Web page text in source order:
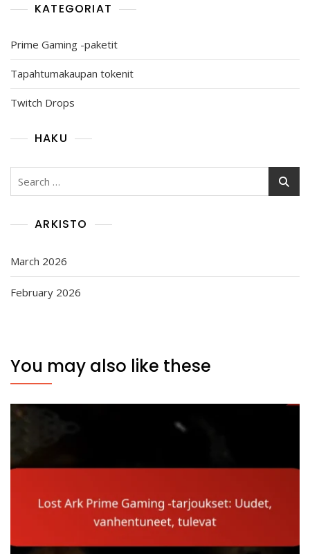
KATEGORIAT
Prime Gaming -paketit
Tapahtumakaupan tokenit
Twitch Drops
HAKU
Search
ARKISTO
March 2026
February 2026
You may also like these